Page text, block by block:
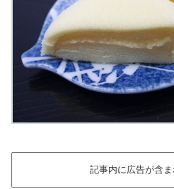
記事内に広告が含ま